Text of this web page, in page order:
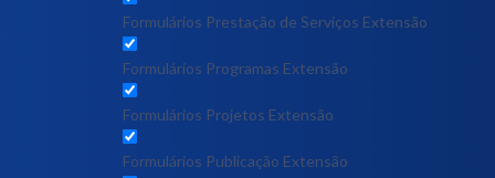
Formulários Prestação de Serviços Extensão
Formulários Programas Extensão
Formulários Projetos Extensão
Formulários Publicação Extensão